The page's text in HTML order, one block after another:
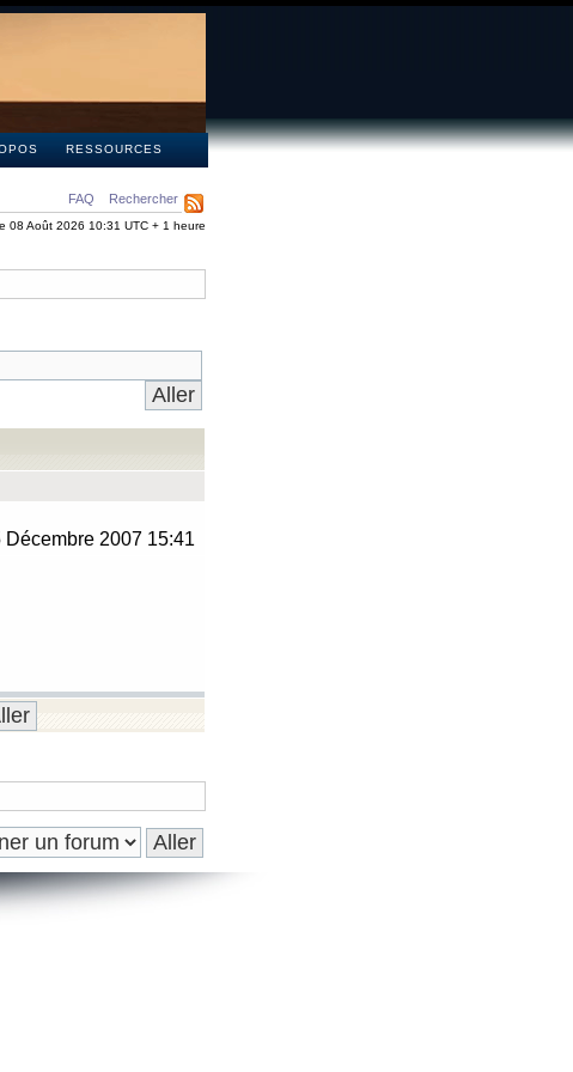
RESSOURCES
FAQ Rechercher
08 Août 2026 10:31 UTC + 1 heure
Décembre 2007 15:41